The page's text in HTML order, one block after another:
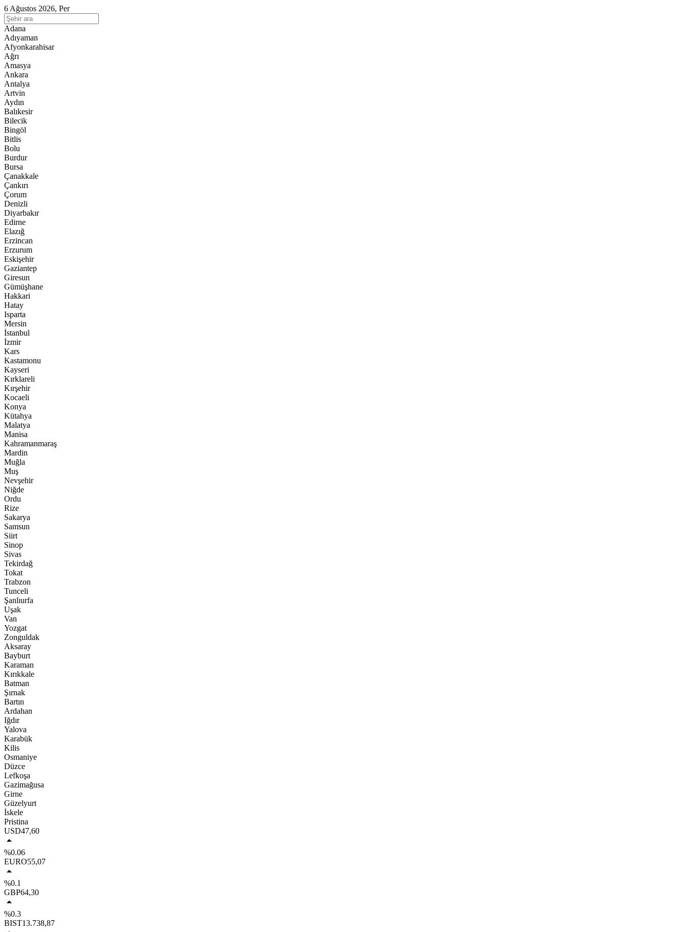
6 Ağustos 2026, Per
Adana
Adıyaman
Afyonkarahisar
Ağrı
Amasya
Ankara
Antalya
Artvin
Aydın
Balıkesir
Bilecik
Bingöl
Bitlis
Bolu
Burdur
Bursa
Çanakkale
Çankırı
Çorum
Denizli
Diyarbakır
Edirne
Elazığ
Erzincan
Erzurum
Eskişehir
Gaziantep
Giresun
Gümüşhane
Hakkari
Hatay
Isparta
Mersin
İstanbul
İzmir
Kars
Kastamonu
Kayseri
Kırklareli
Kırşehir
Kocaeli
Konya
Kütahya
Malatya
Manisa
Kahramanmaraş
Mardin
Muğla
Muş
Nevşehir
Niğde
Ordu
Rize
Sakarya
Samsun
Siirt
Sinop
Sivas
Tekirdağ
Tokat
Trabzon
Tunceli
Şanlıurfa
Uşak
Van
Yozgat
Zonguldak
Aksaray
Bayburt
Karaman
Kırıkkale
Batman
Şırnak
Bartın
Ardahan
Iğdır
Yalova
Karabük
Kilis
Osmaniye
Düzce
Lefkoşa
Gazimağusa
Girne
Güzelyurt
İskele
Pristina
USD47,60
%0.06
EURO55,07
%0.1
GBP64,30
%0.3
BIST13.738,87